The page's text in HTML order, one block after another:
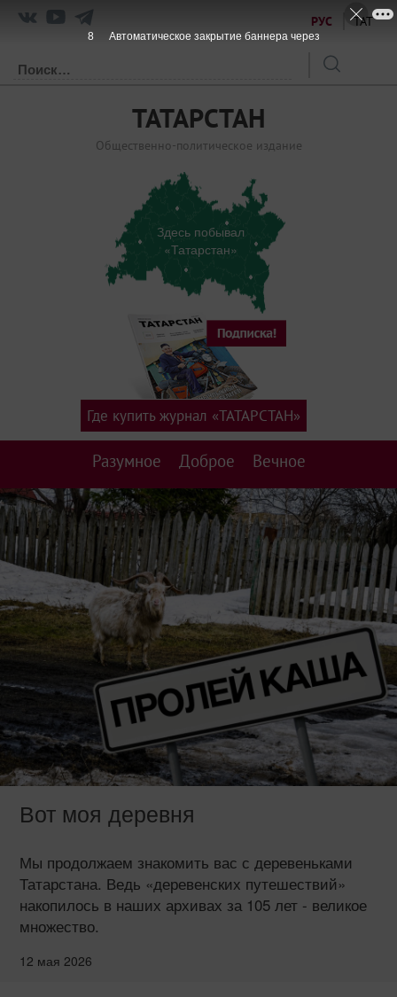
РУС ТАТ
ТАТАРСТАН
Общественно-политическое издание
Здесь побывал
«Татарстан»
Разумное Доброе Вечное
Где купить журнал «ТАТАРСТАН»
Вот моя деревня
Мы продолжаем знакомить вас с деревеньками
Татарстана. Ведь «деревенских путешествий»
накопилось в наших архивах за 105 лет - великое
множество.
12 мая 2026
7 Автоматическое закрытие баннера через